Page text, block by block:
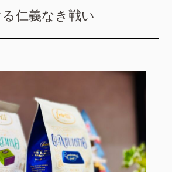
仁義なき戦い